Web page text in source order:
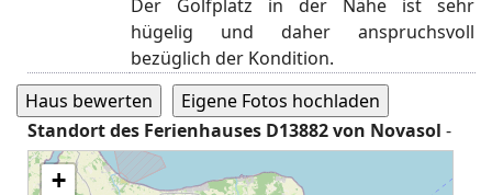
Der Golfplatz in der Nähe ist sehr
hügelig und daher anspruchsvoll
bezüglich der Kondition.
Standort des Ferienhauses D13882 von Novasol -
Geodaten 56° 16' 46'' N,10° 42' 30'' E
+